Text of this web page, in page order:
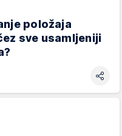
položaja
sve usamljeniji